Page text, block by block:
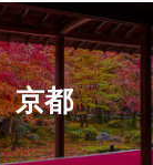
京都